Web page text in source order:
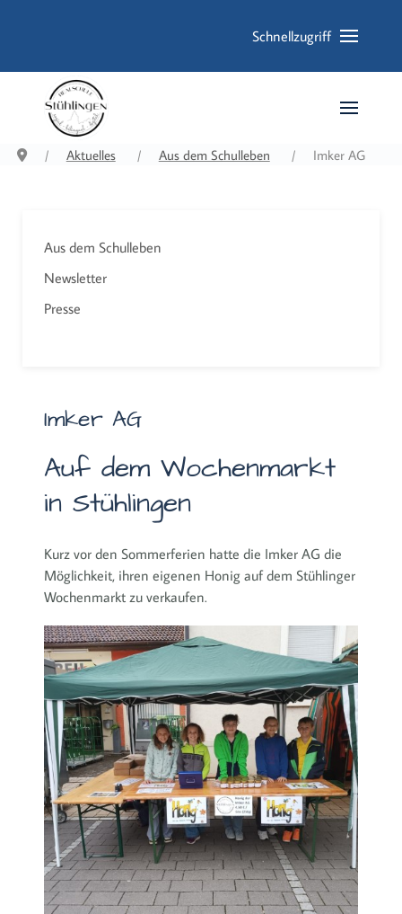
Schnellzugriff
Aktuelles Aus dem Schulleben Imker AG
Aus dem Schulleben
Newsletter
Presse
Imker AG
Auf dem Wochenmarkt
in Stühlingen
Kurz vor den Sommerferien hatte die Imker AG die
Möglichkeit, ihren eigenen Honig auf dem Stühlinger
Wochenmarkt zu verkaufen.